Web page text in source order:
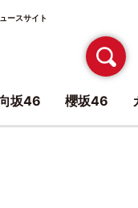
ースサイト
坂46 櫻坂46